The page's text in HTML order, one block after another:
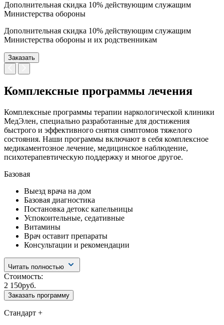
Дополнительная скидка 10% действующим служащим
Министерства обороны
Дополнительная скидка 10% действующим служащим
Министерства обороны и их родственникам
Заказать
Комплексные программы лечения
Комплексные программы терапии наркологической клиники
МедЭлен, специально разработанные для достижения
быстрого и эффективного снятия симптомов тяжелого
состояния. Наши программы включают в себя комплексное
медикаментозное лечение, медицинское наблюдение,
психотерапевтическую поддержку и многое другое.
Базовая
Выезд врача на дом
Базовая диагностика
Постановка детокс капельницы
Успокоительные, седативные
Витамины
Врач оставит препараты
Консультации и рекомендации
Читать полностью
Стоимость:
2 150руб.
Заказать программу
Стандарт +